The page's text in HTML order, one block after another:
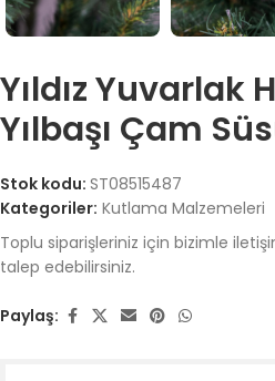
Yıldız Yuvarlak
Yılbaşı Çam
Stok kodu: ST08515487
Kategoriler: Kutlama Malzemeleri
Toplu siparişleriniz için bizimle
talep edebilirsiniz.
Paylaş: